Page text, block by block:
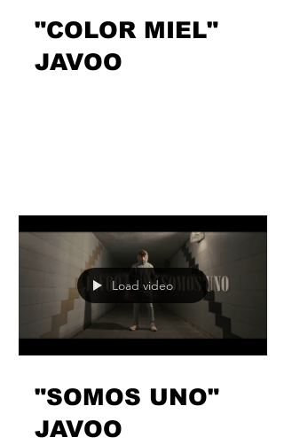
Load video
sentimientos es como se muestra
@jaaavooooo , poniendo...
Load video